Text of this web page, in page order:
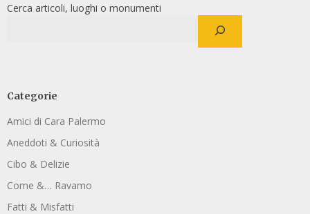
Cerca articoli, luoghi o monumenti
Categorie
Amici di Cara Palermo
Aneddoti & Curiosità
Cibo & Delizie
Come &… Ravamo
Fatti & Misfatti